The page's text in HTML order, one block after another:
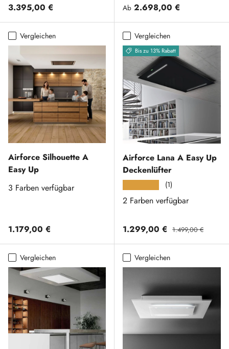
Normaler Preis
3.395,00 € Normaler Preis
Ab 2.698,00 €
Vergleichen
Airforce Silhouette A
Easy Up
3 Farben verfügbar
Normaler Preis
1.179,00 €
Vergleichen
Bis zu 13% Rabatt
Airforce Lana A Easy Up
Deckenlüfter
(1)
2 Farben verfügbar
Verkaufspreis
1.299,00 € Normaler Preis
1.499,00 €
Vergleichen Vergleichen